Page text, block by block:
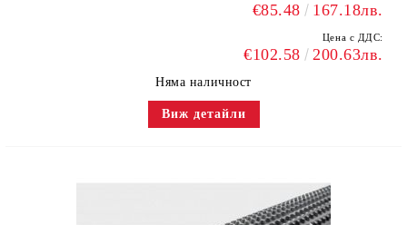
€85.48 167.18лв.
Цена с ДДС:
€102.58 200.63лв.
Няма наличност
Виж детайли